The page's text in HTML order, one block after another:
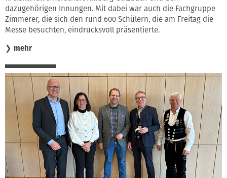
dazugehörigen Innungen. Mit dabei war auch die Fachgruppe
Zimmerer, die sich den rund 600 Schülern, die am Freitag die
Messe besuchten, eindrucksvoll präsentierte.
❯ mehr